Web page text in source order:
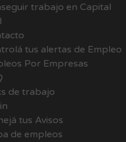
trabajo en Capital
tus alertas de Empleo
Por Empresas
de trabajo
tus Avisos
de empleos